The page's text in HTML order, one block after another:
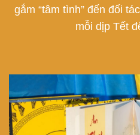
gắm “tâm tình” đến đối
mỗi dịp Tết